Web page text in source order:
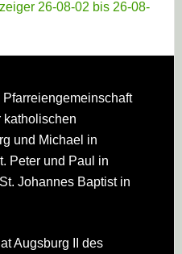
26-08-02 bis 26-08-
katholischen
und Michael in
Peter und Paul in
Johannes Baptist in
Augsburg II des